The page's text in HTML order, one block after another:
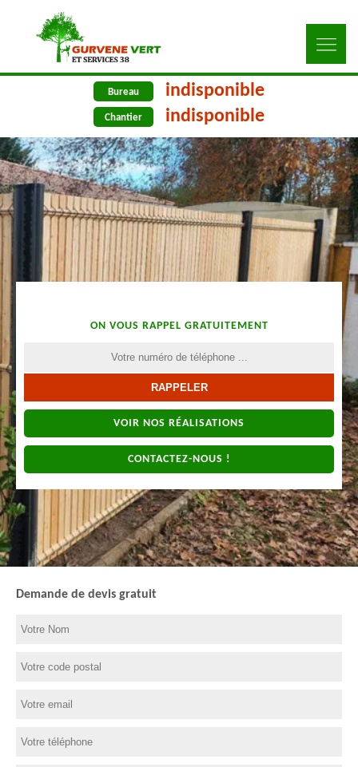
Bureau indisponible
Chantier indisponible
ON VOUS RAPPEL GRATUITEMENT
VOIR NOS RÉALISATIONS
CONTACTEZ-NOUS !
Demande de devis gratuit